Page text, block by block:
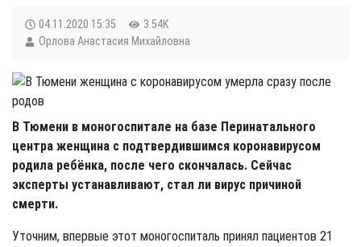
04.11.2020 15:35
3.54K
Орлова Анастасия Михайловна
В Тюмени в моногоспитале на базе Перинатального
центра женщина с подтвердившимся коронавирусом
родила ребёнка, после чего скончалась. Сейчас
эксперты устанавливают, стал ли вирус причиной
смерти.
Уточним, впервые этот моногоспиталь принял пациентов 21